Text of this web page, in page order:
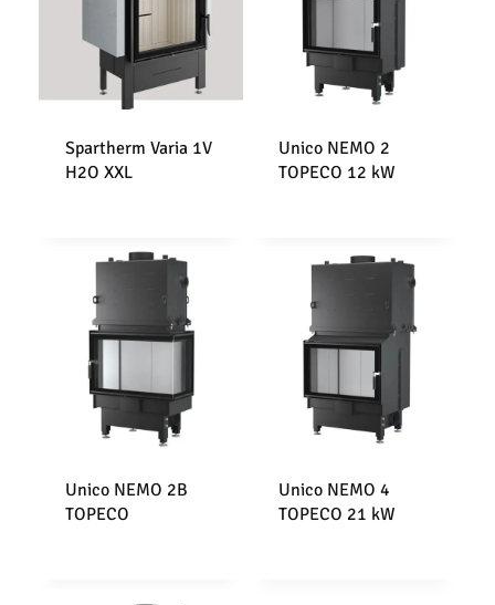
Spartherm Varia 1V
H2O XXL
Unico NEMO 2
TOPECO 12 kW
Unico NEMO 2B
TOPECO
Unico NEMO 4
TOPECO 21 kW